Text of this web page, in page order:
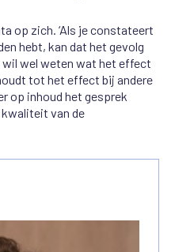
op zich. ‘Als je constateert
hebt, kan dat het gevolg
wel weten wat het effect
tot het effect bij andere
op inhoud het gesprek
kwaliteit van de